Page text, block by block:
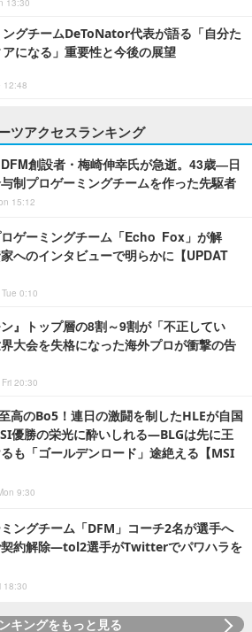
13:30
ングチームDeToNator代表が語る「自分た
になる」重要性と今後の展望
12:48
ツアクセスランキング
DFM創設者・梅崎伸幸氏が急逝。43歳―日
制プロゲーミングチームを作った先駆者
15:12
ゲーミングチーム「Echo Fox」が解
へのインタビューで明らかに【UPDAT
0:10
ン』トップ層の8割～9割が「不正してい
大会を失格になった海外プロが衝撃の告
20:30
至高のBo5！連日の激闘を制したHLEが自国
優勝の栄光に酔いしれる―BLGは先に王
も「ゴールデンロード」途絶える【MSI
9:30
ングチーム「DFM」コーチ2名が選手へ
契約解除―tol2選手がTwitterでパワハラを
18:30
キングをもっと見る